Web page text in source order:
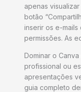
apenas
botão
inserir os e-
permissões. As
Dominar o
profissional ou
apresentações
guia completo